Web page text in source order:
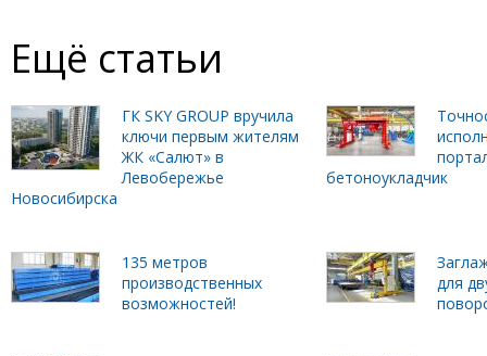
Ещё статьи
ГК SKY GROUP вручила
ключи первым жителям
ЖК «Салют» в
Левобережье
Новосибирска
бетоноукладчик
135 метров
производственных
возможностей!
для